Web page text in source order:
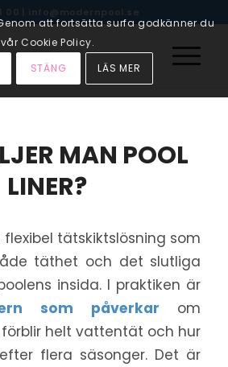
00 | info@modernpool.se
MAN POOL
LINER?
flexibel tätskiktslösning som
täthet och det slutliga
insida. I praktiken är
som påverkar om
helt vattentät och hur
flera säsonger. Det är
att fortsätta surfa godkänner du
vår Cookie Policy.
STÄNG LÄS MER